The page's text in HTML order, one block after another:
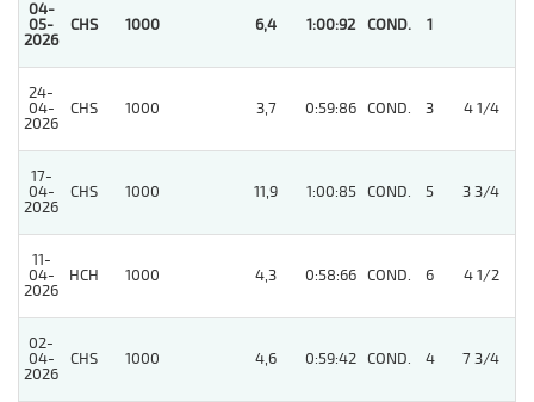
04-
05-
2026
CHS 1000 6,4 1:00:92 COND. 1
24-
04-
2026
CHS 1000 3,7 0:59:86 COND. 3 4 1/4
17-
04-
2026
CHS 1000 11,9 1:00:85 COND. 5 3 3/4
11-
04-
2026
HCH 1000 4,3 0:58:66 COND. 6 4 1/2
02-
04-
2026
CHS 1000 4,6 0:59:42 COND. 4 7 3/4